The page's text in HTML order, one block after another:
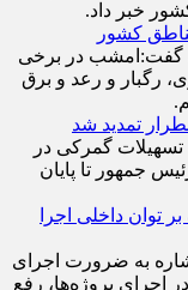
خبر داد.
کشور
گفت:امشب در برخی
رگبار و رعد و برق
تمدید شد
گمرکی در
جمهور تا پایان
توان داخلی اجرا
به ضرورت اجرای
اجرای پروژه‌ها، رفع